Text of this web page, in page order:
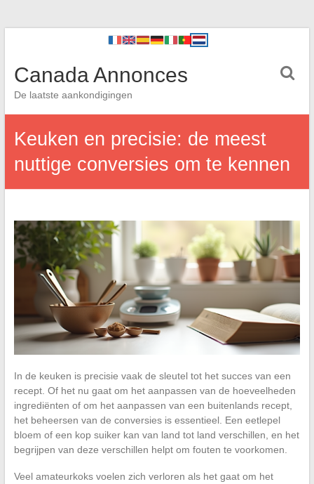
Canada Annonces
De laatste aankondigingen
Keuken en precisie: de meest
nuttige conversies om te kennen
In de keuken is precisie vaak de sleutel tot het succes van een
recept. Of het nu gaat om het aanpassen van de hoeveelheden
ingrediënten of om het aanpassen van een buitenlands recept,
het beheersen van de conversies is essentieel. Een eetlepel
bloem of een kop suiker kan van land tot land verschillen, en het
begrijpen van deze verschillen helpt om fouten te voorkomen.
Veel amateurkoks voelen zich verloren als het gaat om het